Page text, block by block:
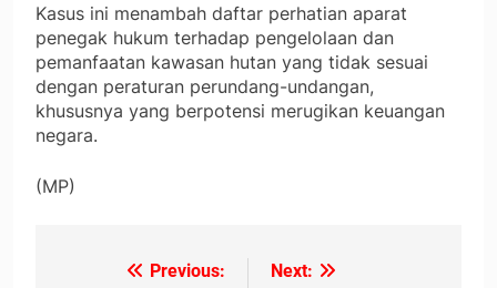
Kasus ini menambah daftar perhatian aparat
penegak hukum terhadap pengelolaan dan
pemanfaatan kawasan hutan yang tidak sesuai
dengan peraturan perundang-undangan,
khususnya yang berpotensi merugikan keuangan
negara.
(MP)
NavigasiPrevious:
Next: